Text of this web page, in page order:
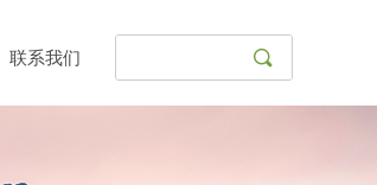
联系我们 끠